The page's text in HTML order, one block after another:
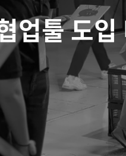
업툴 도